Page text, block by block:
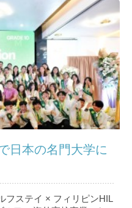
日本の名門大学に
フステイ × フィリピンHIL